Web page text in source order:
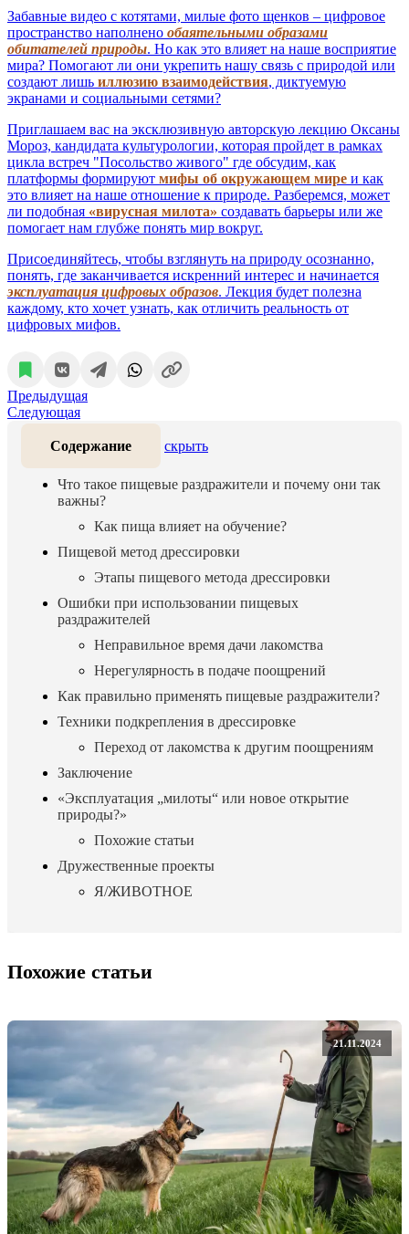
Забавные видео с котятами, милые фото щенков – цифровое
пространство наполнено обаятельными образами
обитателей природы. Но как это влияет на наше восприятие
мира? Помогают ли они укрепить нашу связь с природой или
создают лишь иллюзию взаимодействия, диктуемую
экранами и социальными сетями?
Приглашаем вас на эксклюзивную авторскую лекцию Оксаны
Мороз, кандидата культурологии, которая пройдет в рамках
цикла встреч "Посольство живого" где обсудим, как
платформы формируют мифы об окружающем мире и как
это влияет на наше отношение к природе. Разберемся, может
ли подобная «вирусная милота» создавать барьеры или же
помогает нам глубже понять мир вокруг.
Присоединяйтесь, чтобы взглянуть на природу осознанно,
понять, где заканчивается искренний интерес и начинается
эксплуатация цифровых образов. Лекция будет полезна
каждому, кто хочет узнать, как отличить реальность от
цифровых мифов.
Предыдущая
Следующая
Содержание скрыть
Что такое пищевые раздражители и почему они так
важны?
Как пища влияет на обучение?
Пищевой метод дрессировки
Этапы пищевого метода дрессировки
Ошибки при использовании пищевых
раздражителей
Неправильное время дачи лакомства
Нерегулярность в подаче поощрений
Как правильно применять пищевые раздражители?
Техники подкрепления в дрессировке
Переход от лакомства к другим поощрениям
Заключение
«Эксплуатация „милоты“ или новое открытие
природы?»
Похожие статьи
Дружественные проекты
Я/ЖИВОТНОЕ
Похожие статьи
21.11.2024